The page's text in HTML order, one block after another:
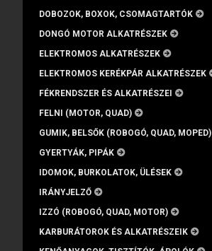
DOBOZOK, BOXOK, CSOMAGTARTÓK
DONGÓ MOTOR ALKATRÉSZEK
ELEKTROMOS ALKATRÉSZEK
ELEKTROMOS KERÉKPÁR ALKATRÉSZEK
FÉKRENDSZER ÉS ALKATRÉSZEI
FELNI (MOTOR, QUAD)
GUMIK, BELSŐK (ROBOGÓ, QUAD, MOPED)
GYERTYÁK, PIPÁK
IDOMOK, BURKOLATOK, ÜLÉSEK
IRÁNYJELZŐ
IZZÓ (ROBOGÓ, QUAD, MOTOR)
KARBURÁTOROK ÉS ALKATRÉSZEIK